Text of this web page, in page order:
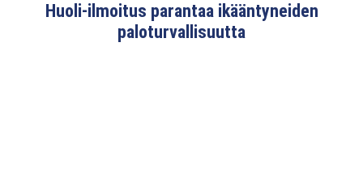
Huoli-ilmoitus parantaa ikääntyneiden
paloturvallisuutta